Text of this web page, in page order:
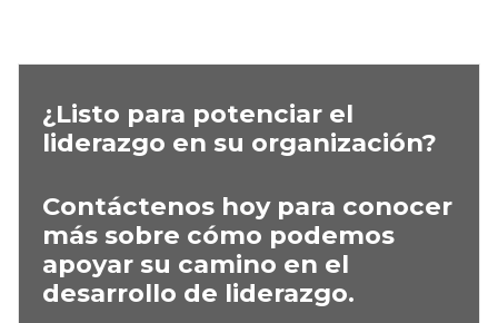
¿Listo para potenciar el
liderazgo en su organización?
Contáctenos hoy para conocer
más sobre cómo podemos
apoyar su camino en el
desarrollo de liderazgo.